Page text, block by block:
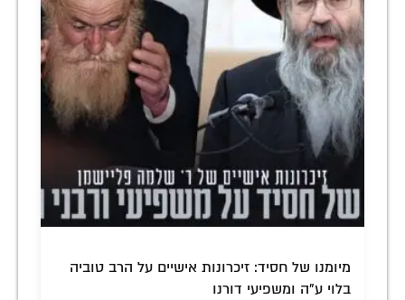
מיומנו של חסיד: זיכרונות אישיים על הרב טוביה
בלוי ע"ה ומשפיעי דורנו